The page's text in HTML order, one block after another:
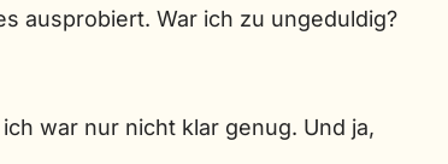
ausprobiert. War ich zu ungeduldig?
war nur nicht klar genug. Und ja,